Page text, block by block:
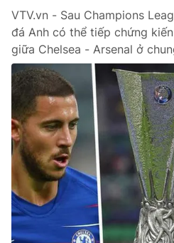
Liên hệ tòa soạn
THỜI BÁO VTV
Theo dõi báo trên
Cơ quan chủ quản: Đài Truyền
Cơ quan báo chí:Thời báo VTV
Giấy phép hoạt động báo in và
cấp ngày 29/12/2023
VTV.vn - Sau Champions
đá Anh có thể tiếp chứng
giữa Chelsea - Arsenal ở